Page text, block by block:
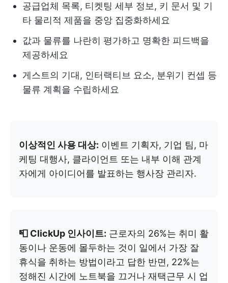
공급업체 목록, 티켓팅 세부 정보, 키 문서 및 기
타 물리적 제품을 중앙 집중화하세요
값과 물류를 나란히 평가하고 명확한 피드백을
제공하세요
게스트의 기대, 인터랙티브 요소, 분위기 컨셉 등
물류 계획을 수립하세요
이상적인 사용 대상: 이벤트 기획자, 기업 팀, 마
케팅 대행사, 클라이언트 또는 내부 이해 관계
자에게 아이디어를 발표하는 행사장 관리자.
📮 ClickUp 인사이트: 근로자의 26%는 취미 활
동이나 운동에 몰두하는 것이 일에서 가장 잘
휴식을 취하는 방법이라고 답한 반면, 22%는
정해진 시간에 노트북을 끄거나 재택근무 시 업